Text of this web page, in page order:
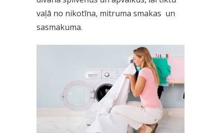
vaļā no nikotīna, mitruma smakas un
sasmakuma.